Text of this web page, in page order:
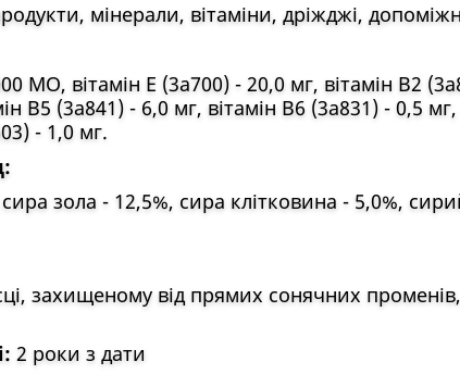
мінерали, вітаміни, дріжджі,
МО, вітамін Е (3a700) - 20,0 мг, вітамін B2
В5 (3a841) - 6,0 мг, вітамін В6 (3a831) - 0,5
- 1,0 мг.
зола - 12,5%, сира клітковина - 5,0%,
захищеному від прямих сонячних
2 роки з дати